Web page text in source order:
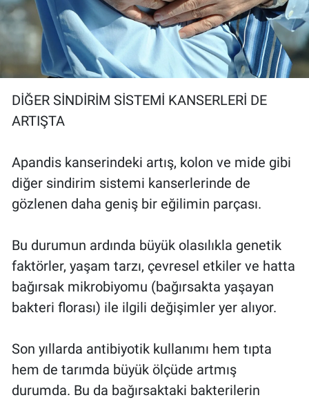
DİĞER SİNDİRİM SİSTEMİ KANSERLERİ DE
ARTIŞTA
Apandis kanserindeki artış, kolon ve mide gibi
diğer sindirim sistemi kanserlerinde de
gözlenen daha geniş bir eğilimin parçası.
Bu durumun ardında büyük olasılıkla genetik
faktörler, yaşam tarzı, çevresel etkiler ve hatta
bağırsak mikrobiyomu (bağırsakta yaşayan
bakteri florası) ile ilgili değişimler yer alıyor.
Son yıllarda antibiyotik kullanımı hem tıpta
hem de tarımda büyük ölçüde artmış
durumda. Bu da bağırsaktaki bakterilerin